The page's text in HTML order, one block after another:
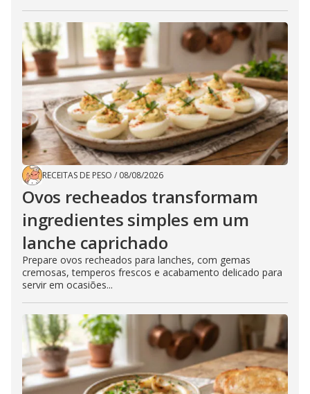
RECEITAS DE PESO / 08/08/2026
Ovos recheados transformam
ingredientes simples em um
lanche caprichado
Prepare ovos recheados para lanches, com gemas
cremosas, temperos frescos e acabamento delicado para
servir em ocasiões...